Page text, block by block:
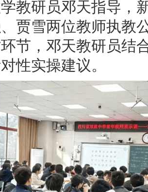
教研员邓天指导，
贾雪两位教师执教
节，邓天教研员结
性实操建议。